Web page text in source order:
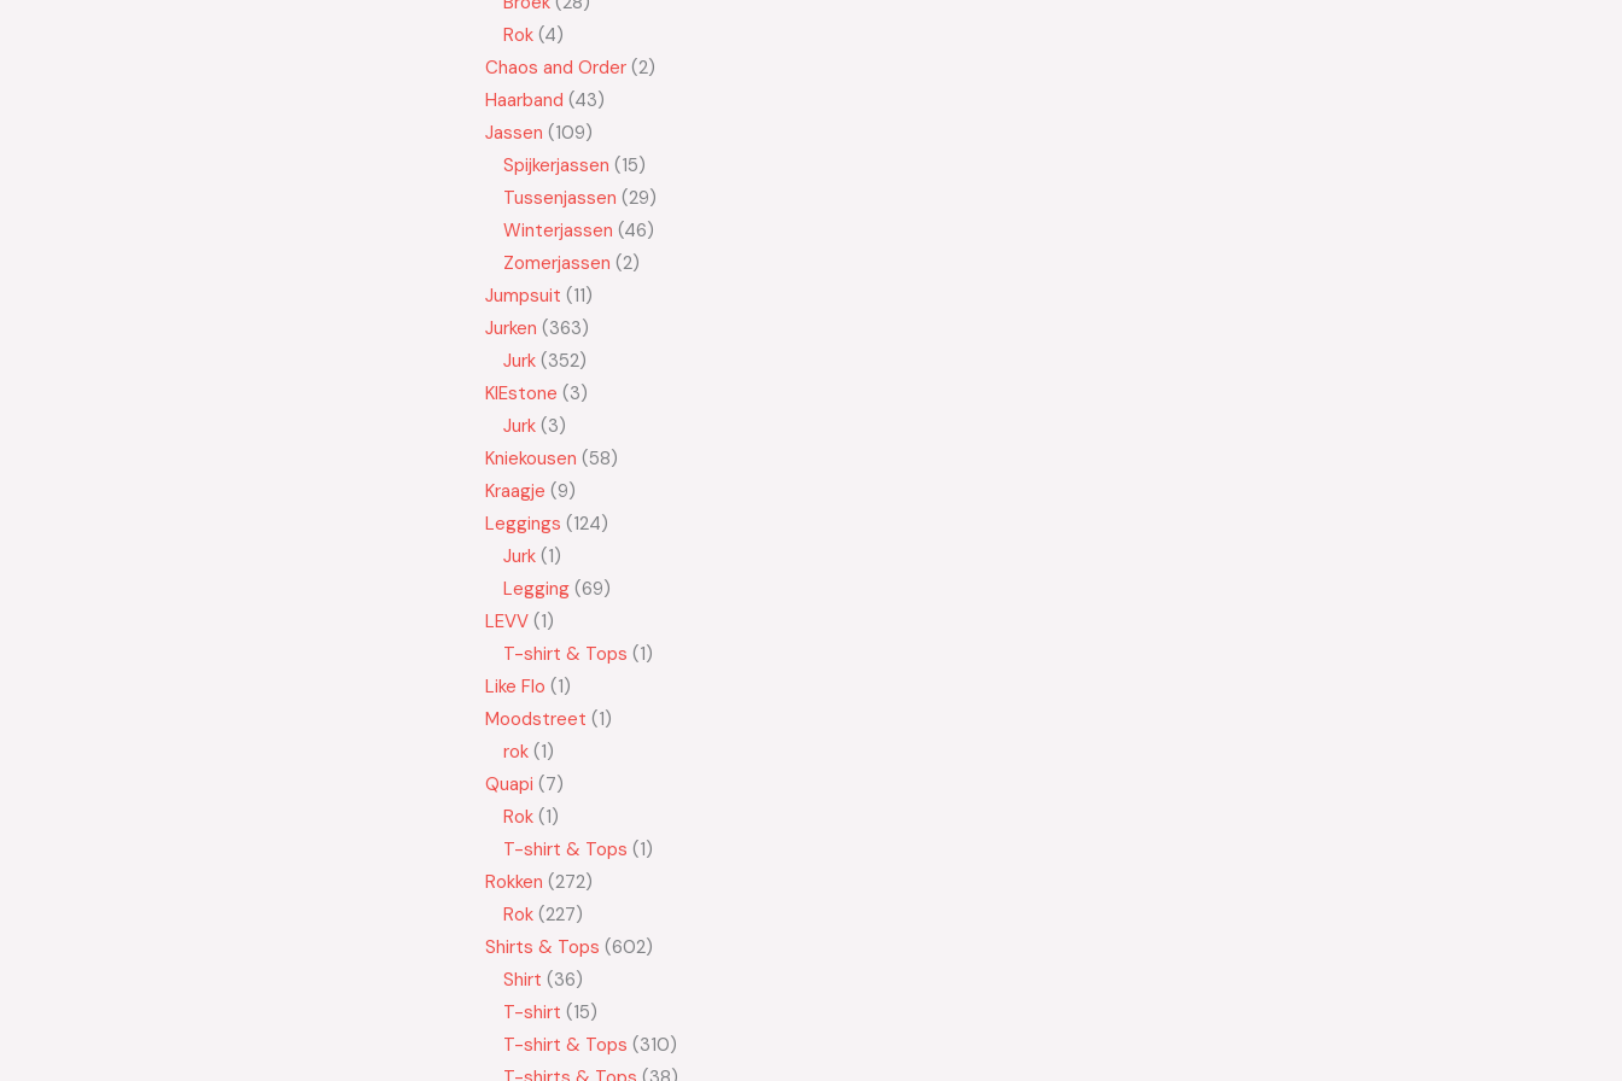
Rok 4
Chaos and Order 2
Haarband 43
Jassen 109
Spijkerjassen 15
Tussenjassen 29
Winterjassen 46
Zomerjassen 2
Jumpsuit 11
Jurken 363
Jurk 352
KIEstone 3
Jurk 3
Kniekousen 58
Kraagje 9
Leggings 124
Jurk 1
Legging 69
LEVV 1
T-shirt & Tops 1
Like Flo 1
Moodstreet 1
rok 1
Quapi 7
Rok 1
T-shirt & Tops 1
Rokken 272
Rok 227
Shirts & Tops 602
Shirt 36
T-shirt 15
T-shirt & Tops 310